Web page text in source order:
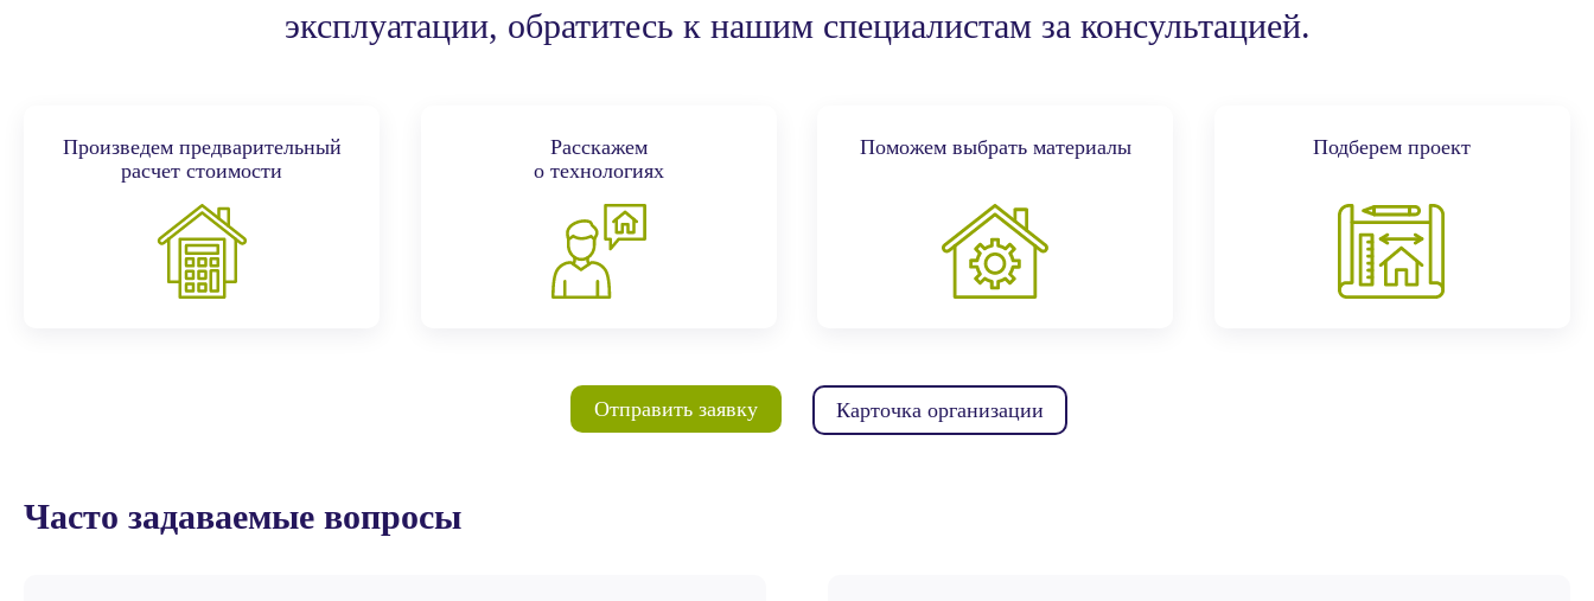
эксплуатации, обратитесь к нашим специалистам за консультацией.
Произведем предварительный
расчет стоимости
Расскажем
о технологиях
Поможем выбрать материалы Подберем проект
Отправить заявку Карточка организации
Часто задаваемые вопросы